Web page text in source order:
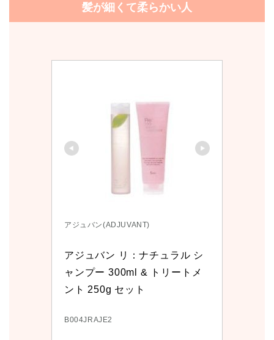
髪が細くて柔らかい人
アジュバン(ADJUVANT)
アジュバン リ：ナチュラル シ
ャンプー 300ml & トリートメ
ント 250g セット
B004JRAJE2